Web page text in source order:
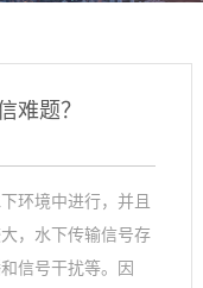
难题？
环境中进行，并且
，水下传输信号存
信号干扰等。因